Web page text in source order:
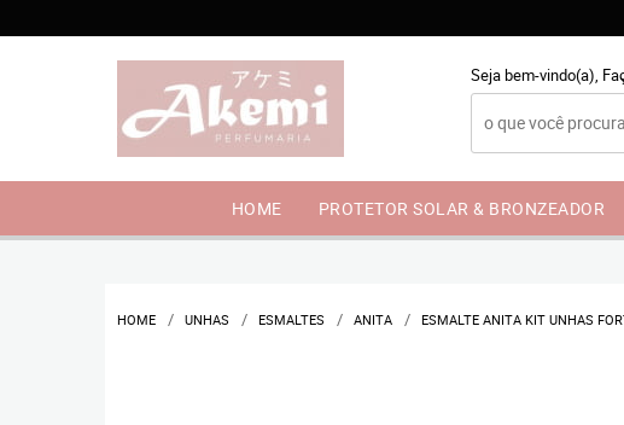
Seja bem-vindo(a),
HOME PROTETOR SOLAR & BRONZEADOR
HOME UNHAS ESMALTES ANITA ESMALTE ANITA KIT UNHAS